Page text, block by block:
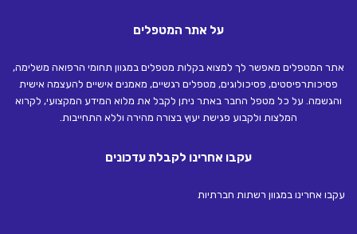
על אתר המטפלים
אתר המטפלים מאפשר לך למצוא בקלות מטפלים במגוון תחומי הרפואה משלימה,
פסיכותרפיסטים, פסיכולוגים, מטפלים רגשיים, מאמנים אישיים להעצמה אישית
והגשמה. על כל מטפל החבר באתר ניתן לקבל את מלוא המידע המקצועי, לקרוא
המלצות ולקבוע פגישת יעוץ בצורה מהירה וללא התחייבות.
עקבו אחרינו לקבלת עדכונים
עקבו אחרינו במגוון רשתות חברתיות